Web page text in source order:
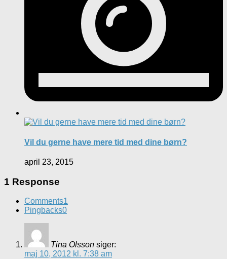
Vil du gerne have mere tid med dine børn?
april 23, 2015
1 Response
Comments1
Pingbacks0
Tina Olsson siger:
maj 10, 2012 kl. 7:38 am